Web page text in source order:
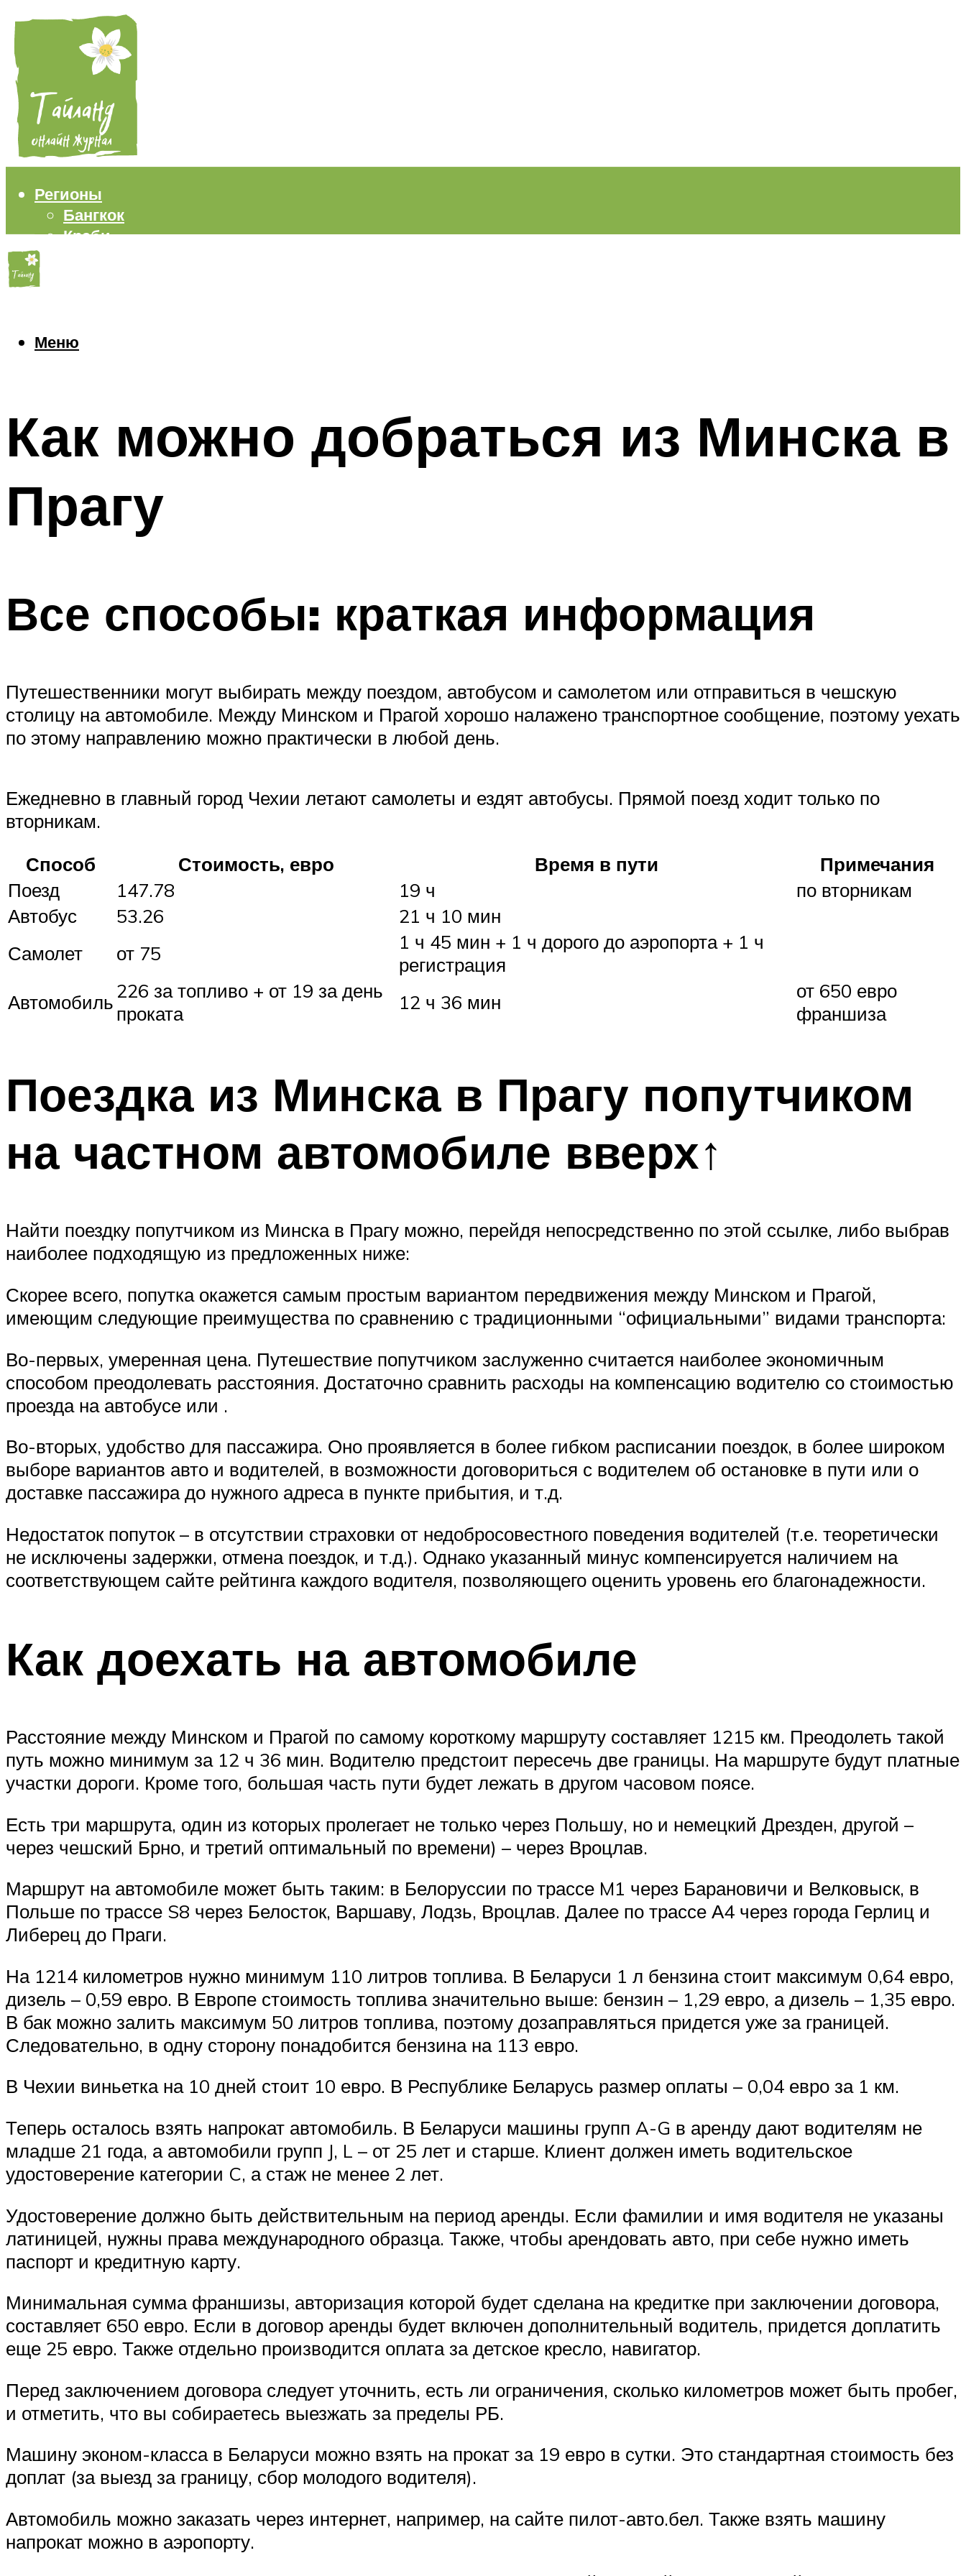
Регионы
Бангкок
Краби
Еда
Меню
Меню
Как можно добраться из Минска в
Прагу
Все способы: краткая информация
Путешественники могут выбирать между поездом, автобусом и самолетом или отправиться в чешскую
столицу на автомобиле. Между Минском и Прагой хорошо налажено транспортное сообщение, поэтому уехать
по этому направлению можно практически в любой день.
Ежедневно в главный город Чехии летают самолеты и ездят автобусы. Прямой поезд ходит только по
вторникам.
Способ
Стоимость, евро Время в пути
Примечания
Поезд
147.78 19 ч
по вторникам
Автобус
53.26
21 ч 10 мин
Самолет
от 75
1 ч 45 мин + 1 ч дорого до аэропорта + 1 ч
регистрация
Автомобиль226 за топливо + от 19 за день
проката
12 ч 36 мин
от 650 евро
франшиза
Поездка из Минска в Прагу попутчиком
на частном автомобиле вверх↑
Найти поездку попутчиком из Минска в Прагу можно, перейдя непосредственно по этой ссылке, либо выбрав
наиболее подходящую из предложенных ниже:
Скорее всего, попутка окажется самым простым вариантом передвижения между Минском и Прагой,
имеющим следующие преимущества по сравнению с традиционными “официальными” видами транспорта:
Во-первых, умеренная цена. Путешествие попутчиком заслуженно считается наиболее экономичным
способом преодолевать раcстояния. Достаточно сравнить расходы на компенсацию водителю со стоимостью
проезда на автобусе или .
Во-вторых, удобство для пассажира. Оно проявляется в более гибком расписании поездок, в более широком
выборе вариантов авто и водителей, в возможности договориться с водителем об остановке в пути или о
доставке пассажира до нужного адреса в пункте прибытия, и т.д.
Недостаток попуток – в отсутствии страховки от недобросовестного поведения водителей (т.е. теоретически
не исключены задержки, отмена поездок, и т.д.). Однако указанный минус компенсируется наличием на
соответствующем сайте рейтинга каждого водителя, позволяющего оценить уровень его благонадежности.
Как доехать на автомобиле
Расстояние между Минском и Прагой по самому короткому маршруту составляет 1215 км. Преодолеть такой
путь можно минимум за 12 ч 36 мин. Водителю предстоит пересечь две границы. На маршруте будут платные
участки дороги. Кроме того, большая часть пути будет лежать в другом часовом поясе.
Есть три маршрута, один из которых пролегает не только через Польшу, но и немецкий Дрезден, другой –
через чешский Брно, и третий оптимальный по времени) – через Вроцлав.
Маршрут на автомобиле может быть таким: в Белоруссии по трассе M1 через Барановичи и Велковыск, в
Польше по трассе S8 через Белосток, Варшаву, Лодзь, Вроцлав. Далее по трассе А4 через города Герлиц и
Либерец до Праги.
На 1214 километров нужно минимум 110 литров топлива. В Беларуси 1 л бензина стоит максимум 0,64 евро,
дизель – 0,59 евро. В Европе стоимость топлива значительно выше: бензин – 1,29 евро, а дизель – 1,35 евро.
В бак можно залить максимум 50 литров топлива, поэтому дозаправляться придется уже за границей.
Следовательно, в одну сторону понадобится бензина на 113 евро.
В Чехии виньетка на 10 дней стоит 10 евро. В Республике Беларусь размер оплаты – 0,04 евро за 1 км.
Теперь осталось взять напрокат автомобиль. В Беларуси машины групп A-G в аренду дают водителям не
младше 21 года, а автомобили групп J, L – от 25 лет и старше. Клиент должен иметь водительское
удостоверение категории C, а стаж не менее 2 лет.
Удостоверение должно быть действительным на период аренды. Если фамилии и имя водителя не указаны
латиницей, нужны права международного образца. Также, чтобы арендовать авто, при себе нужно иметь
паспорт и кредитную карту.
Минимальная сумма франшизы, авторизация которой будет сделана на кредитке при заключении договора,
составляет 650 евро. Если в договор аренды будет включен дополнительный водитель, придется доплатить
еще 25 евро. Также отдельно производится оплата за детское кресло, навигатор.
Перед заключением договора следует уточнить, есть ли ограничения, сколько километров может быть пробег,
и отметить, что вы собираетесь выезжать за пределы РБ.
Машину эконом-класса в Беларуси можно взять на прокат за 19 евро в сутки. Это стандартная стоимость без
доплат (за выезд за границу, сбор молодого водителя).
Автомобиль можно заказать через интернет, например, на сайте пилот-авто.бел. Также взять машину
напрокат можно в аэропорту.